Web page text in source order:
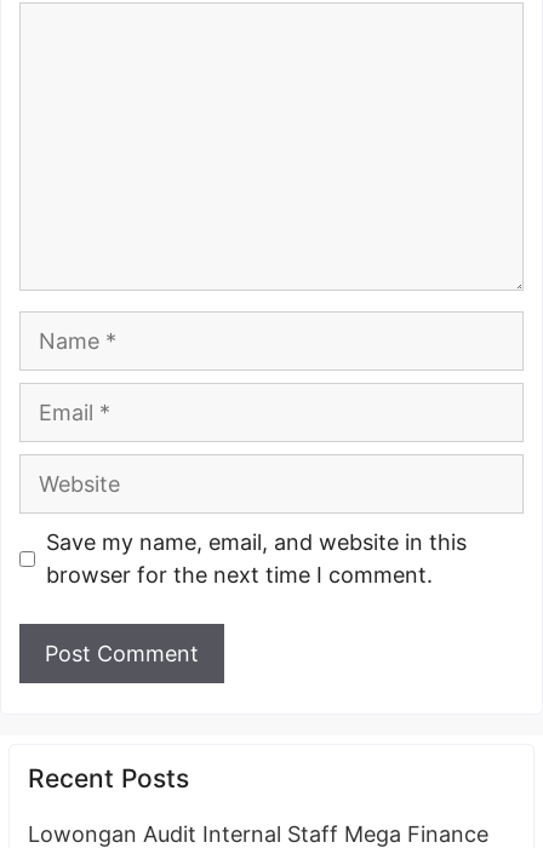
Website
Save my name, email, and website in this
browser for the next time I comment.
Recent Posts
Lowongan Audit Internal Staff Mega Finance